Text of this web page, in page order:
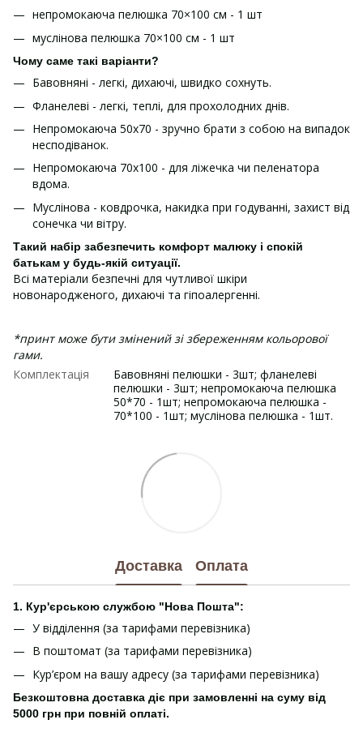
непромокаюча пелюшка 70×100 см - 1 шт
муслінова пелюшка 70×100 см - 1 шт
Чому саме такі варіанти?
Бавовняні - легкі, дихаючі, швидко сохнуть.
Фланелеві - легкі, теплі, для прохолодних днів.
Непромокаюча 50x70 - зручно брати з собою на випадок
несподіванок.
Непромокаюча 70x100 - для ліжечка чи пеленатора
вдома.
Муслінова - ковдрочка, накидка при годуванні, захист від
сонечка чи вітру.
Такий набір забезпечить комфорт малюку і спокій
батькам у будь-якій ситуації.
Всі матеріали безпечні для чутливої шкіри
новонародженого, дихаючі та гіпоалергенні.
*принт може бути змінений зі збереженням кольорової
гами.
Комплектація
Бавовняні пелюшки - 3шт; фланелеві
пелюшки - 3шт; непромокаюча пелюшка
50*70 - 1шт; непромокаюча пелюшка -
70*100 - 1шт; муслінова пелюшка - 1шт.
Доставка Оплата
1. Кур'єрською службою "Нова Пошта":
У відділення (за тарифами перевізника)
В поштомат (за тарифами перевізника)
Кур’єром на вашу адресу (за тарифами перевізника)
Безкоштовна доставка діє при замовленні на суму від
5000 грн при повній оплаті.